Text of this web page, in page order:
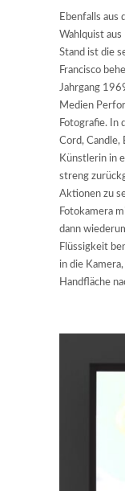
Ebenfalls aus
Wahlquist aus
Stand ist die
Francisco
Jahrgang
Medien
Fotografie. In
Cord, Candle,
Künstlerin in
streng
Aktionen zu
Fotokamera
dann
Flüssigkeit
in die
Handfläche